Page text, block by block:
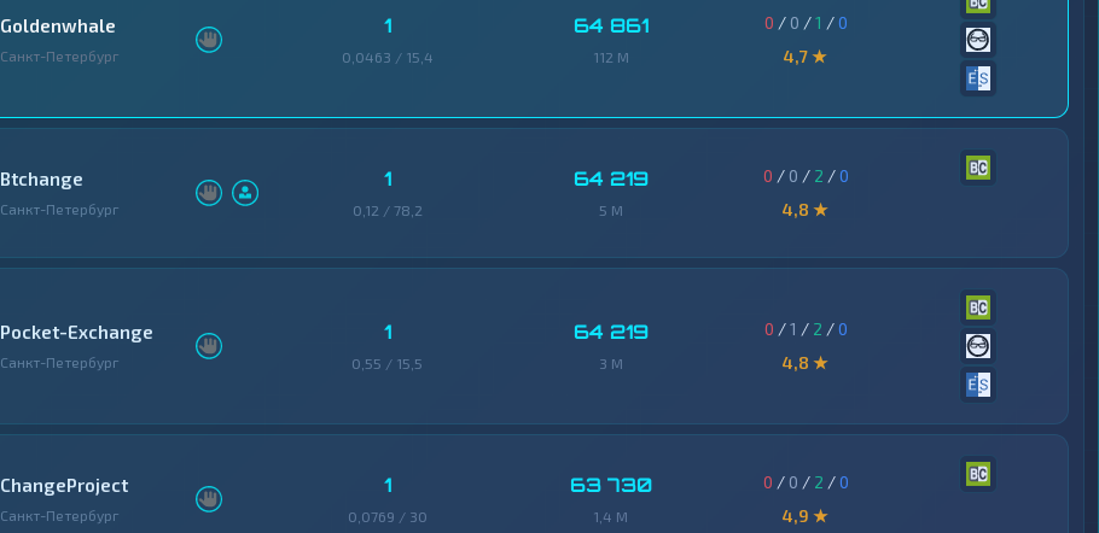
Goldenwhale
Санкт-Петербург
1
0,0463 / 15,4
64 861
112 M
0 / 0 /1 /0
4,7 ★
Btchange
Санкт-Петербург
1
0,12 / 78,2
64 219
5 M
0 / 0 / 2 /0
4,8 ★
Pocket-Exchange
Санкт-Петербург
1
0,55 / 15,5
64 219
3 M
0 /1 / 2 /0
4,8 ★
ChangeProject
Санкт-Петербург
1
0,0769 / 30
63 730
1,4 M
0 / 0 / 2 /0
4,9 ★